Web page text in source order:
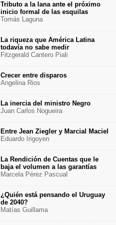
Tributo a la lana ante el próximo
inicio formal de las esquilas
Tomás Laguna
La riqueza que América Latina
todavía no sabe medir
Fitzgerald Cantero Piali
Crecer entre disparos
Angelina Rios
La inercia del ministro Negro
Juan Carlos Nogueira
Entre Jean Ziegler y Marcial Maciel
Eduardo Irigoyen
La Rendición de Cuentas que le
baja el volumen a las garantías
Marcela Pérez Pascual
¿Quién está pensando el Uruguay
de 2040?
Matías Guillama